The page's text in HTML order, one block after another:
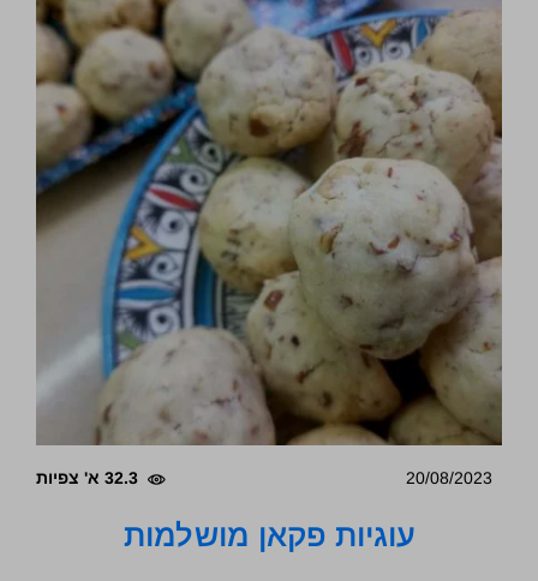
20/08/2023 32.3 א' צפיות
עוגיות פקאן מושלמות